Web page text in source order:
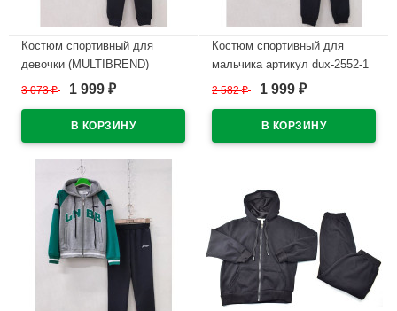
Костюм спортивный для
девочки (MULTIBREND)
арт.dux-1082-1 размер 32/128-
3 073₽ 1 999 ₽
Костюм спортивный для
мальчика артикул dux-2552-1
размер 32/128-46/170 цвет
2 582₽ 1 999 ₽